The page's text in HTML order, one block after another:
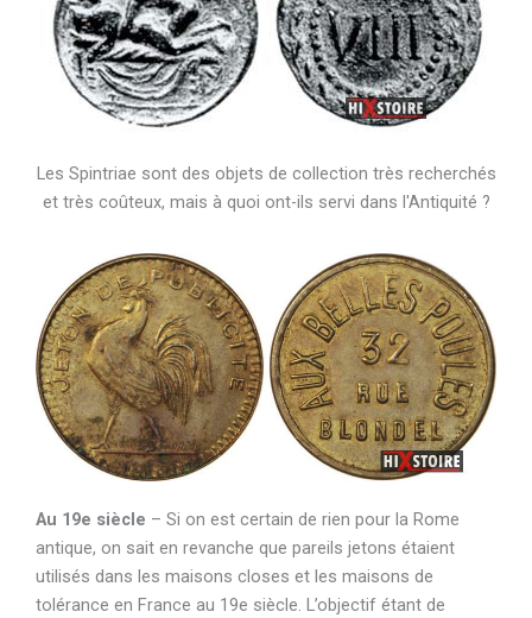
Les Spintriae sont des objets de collection très recherchés
et très coûteux, mais à quoi ont-ils servi dans l'Antiquité ?
Au 19e siècle – Si on est certain de rien pour la Rome
antique, on sait en revanche que pareils jetons étaient
utilisés dans les maisons closes et les maisons de
tolérance en France au 19e siècle. L’objectif étant de